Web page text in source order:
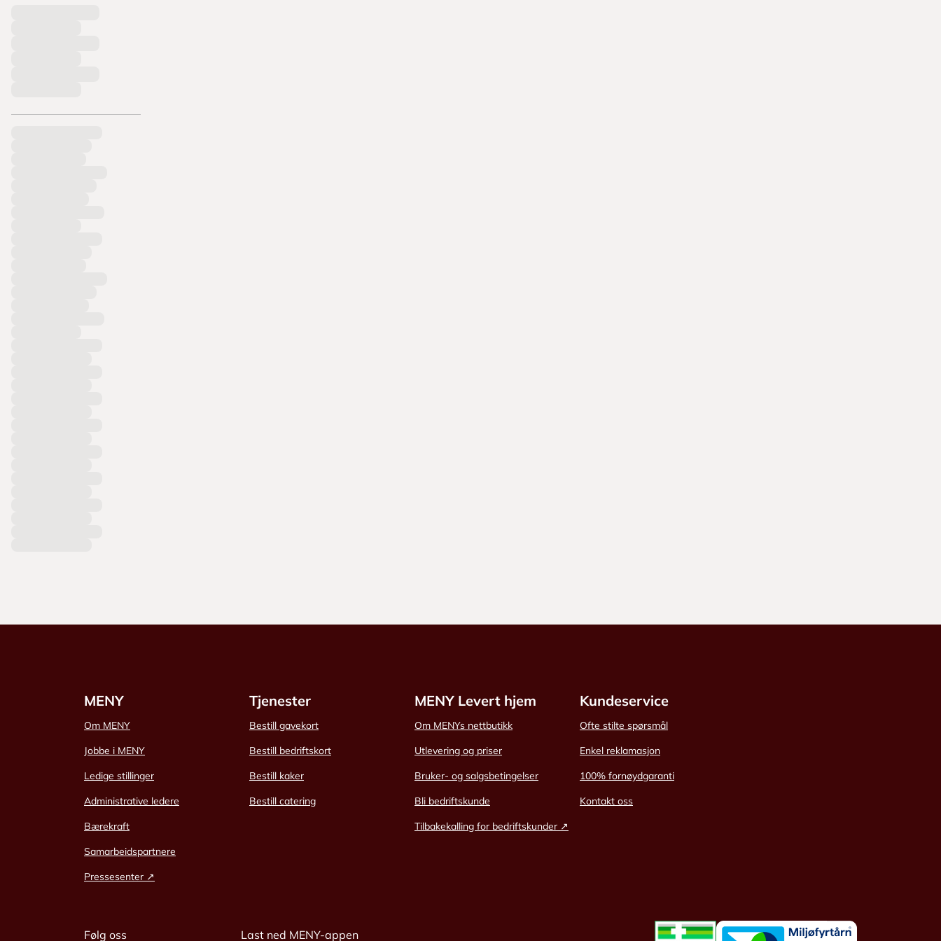
MENY
Om MENY
Jobbe i MENY
Ledige stillinger
Administrative ledere
Bærekraft
Samarbeidspartnere
Pressesenter ↗
Tjenester
Bestill gavekort
Bestill bedriftskort
Bestill kaker
Bestill catering
MENY Levert hjem
Om MENYs nettbutikk
Utlevering og priser
Bruker- og salgsbetingelser
Bli bedriftskunde
Tilbakekalling for bedriftskunder ↗
Kundeservice
Ofte stilte spørsmål
Enkel reklamasjon
100% fornøydgaranti
Kontakt oss
Følg oss Last ned MENY-appen